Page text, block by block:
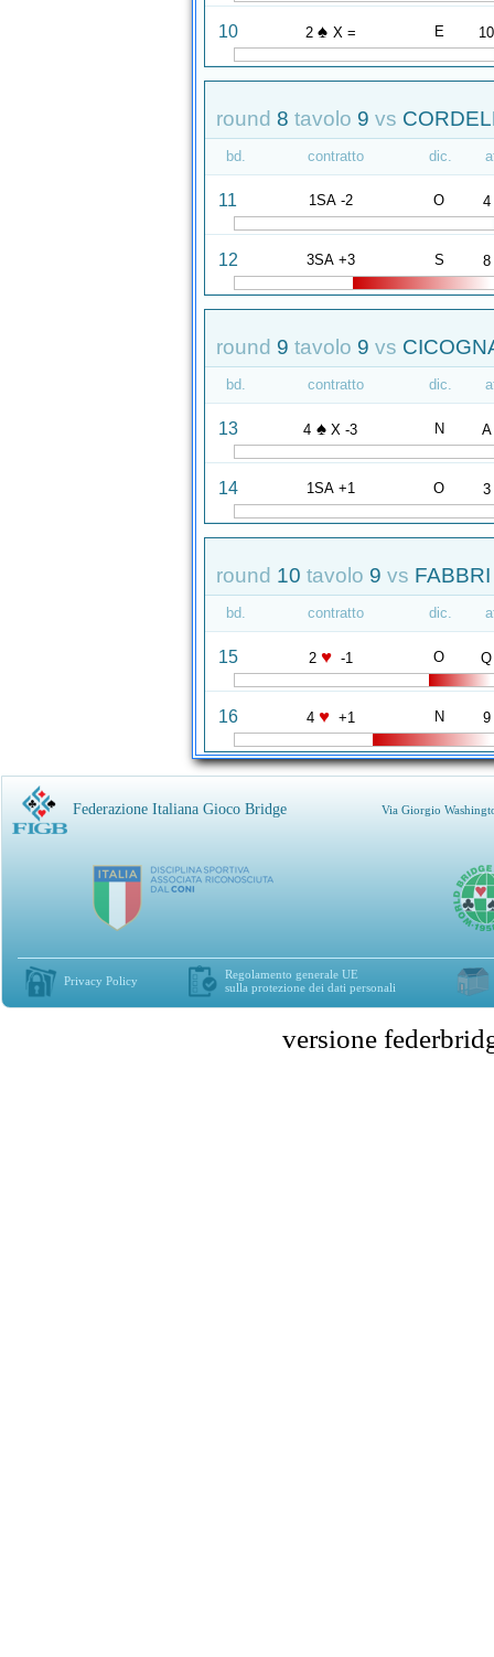
10 2 ♠ X = E 10
round 8 tavolo 9 vs
bd. contratto dic.
11 1SA -2 O 4
12 3SA +3 S 8
round 9 tavolo 9 vs
bd. contratto dic.
13 4 ♠ X -3 N A
14 1SA +1 O 3
round 10 tavolo 9 vs
bd. contratto dic.
15 2 ♥ -1 O Q
16 4 ♥ +1 N 9
Federazione Italiana Gioco Bridge Via Giorgio
Privacy Policy
Regolamento generale UE
sulla protezione dei dati personali
versione